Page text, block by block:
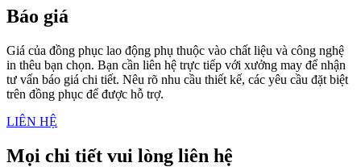
Báo giá
Giá của đồng phục lao động phụ thuộc vào chất liệu và công nghệ
in thêu bạn chọn. Bạn cần liên hệ trực tiếp với xưởng may để nhận
tư vấn báo giá chi tiết. Nêu rõ nhu cầu thiết kế, các yêu cầu đặt biệt
trên đồng phục để được hỗ trợ.
LIÊN HỆ
Mọi chi tiết vui lòng liên hệ